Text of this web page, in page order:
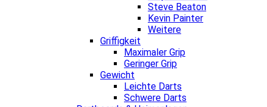
Steve Beaton
Kevin Painter
Weitere
Griffigkeit
Maximaler Grip
Geringer Grip
Gewicht
Leichte Darts
Schwere Darts